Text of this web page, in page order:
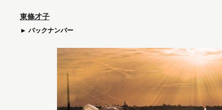
東條才子
バックナンバー